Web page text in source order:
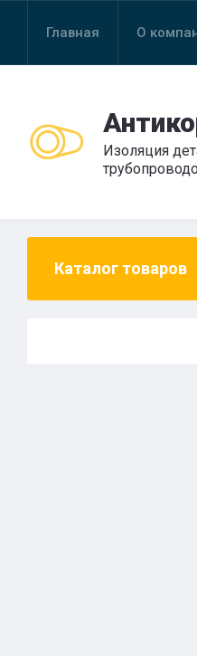
Главная О
Изоляция
Каталог товаров